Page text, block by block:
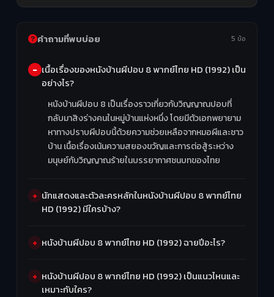
คำถามที่พบบ่อย 5 ข้อ
เนื้อเรื่องของหนังบ้านผีปอบ 8 พากย์ไทย HD (1992) เป็น
อย่างไร?
หนังบ้านผีปอบ 8 เป็นเรื่องราวเกี่ยวกับวิญญาณปอบที่
กลับมาสิงร่างคนในหมู่บ้านแห่งหนึ่ง โดยมีตัวเอกพยายาม
หาทางปราบผีปอบนี้ด้วยความช่วยเหลือจากหมอผีและชาว
บ้าน เนื้อเรื่องเน้นความสยองขวัญและการต่อสู้ระหว่าง
มนุษย์กับวิญญาณร้ายในบรรยากาศชนบทของไทย
นักแสดงและตัวละครหลักในหนังบ้านผีปอบ 8 พากย์ไทย
HD (1992) มีใครบ้าง?
หนังบ้านผีปอบ 8 พากย์ไทย HD (1992) ฉายปีอะไร?
หนังบ้านผีปอบ 8 พากย์ไทย HD (1992) เป็นแนวไหนและ
เหมาะกับใคร?